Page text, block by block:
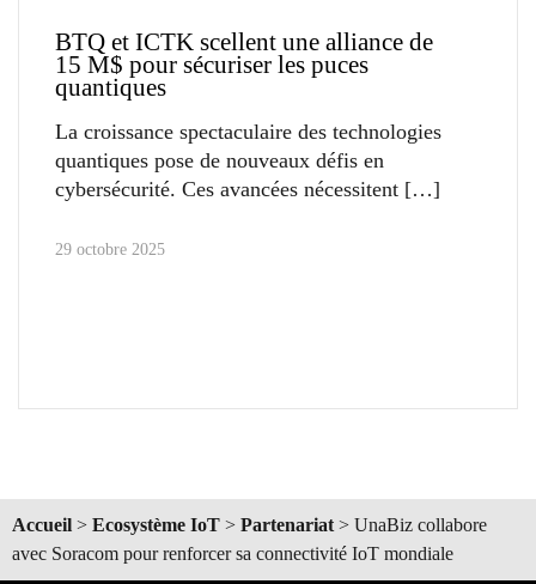
BTQ et ICTK scellent une alliance de
15 M$ pour sécuriser les puces
quantiques
La croissance spectaculaire des technologies
quantiques pose de nouveaux défis en
cybersécurité. Ces avancées nécessitent
29 octobre 2025
Accueil > Ecosystème IoT > Partenariat > UnaBiz collabore
avec Soracom pour renforcer sa connectivité IoT mondiale